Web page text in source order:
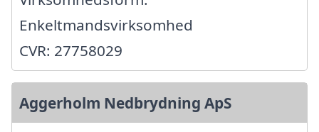
Enkeltmandsvirksomhed
CVR: 27758029
Aggerholm Nedbrydning ApS